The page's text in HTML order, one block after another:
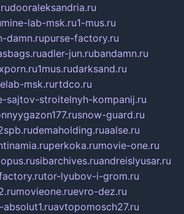
dooraleksandria.ru
mine-lab-msk.ru1-mus.ru
damn.rupurse-factory.ru
adler-jun.rubandamn.ru
1mus.rudarksand.ru
msk.rurtdco.ru
sajtov-stroitelnyh-kompanij.ru
snow-guard.ru
demaholding.ruaalse.ru
perkoka.rumovie-one.ru
sibarchives.ruandreislyusar.ru
tor-lyubov-i-grom.ru
movieone.ruevro-dez.ru
absolut1.ruavtopomosch27.ru